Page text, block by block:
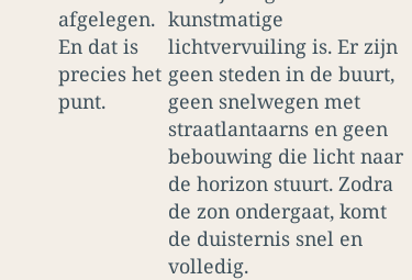
afgelegen.
En dat is
precies het
punt.
kunstmatige
lichtvervuiling is. Er zijn
geen steden in de buurt,
geen snelwegen met
straatlantaarns en geen
bebouwing die licht naar
de horizon stuurt. Zodra
de zon ondergaat, komt
de duisternis snel en
volledig.